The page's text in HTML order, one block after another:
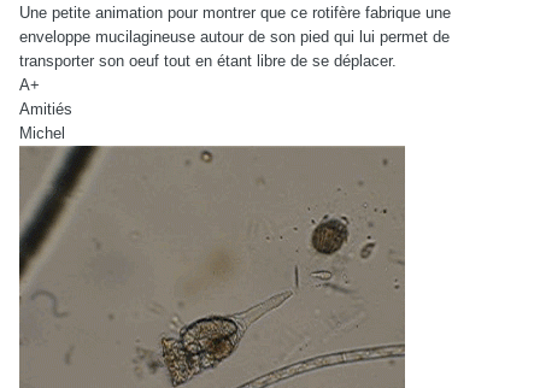
Une petite animation pour montrer que ce rotifère fabrique une
enveloppe mucilagineuse autour de son pied qui lui permet de
transporter son oeuf tout en étant libre de se déplacer.
A+
Amitiés
Michel